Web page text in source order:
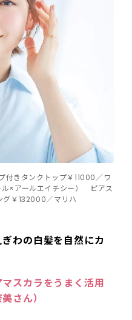
きタンクトップ￥11000／ワ
ル×アールエイチシー） ピアス
￥132000／マリハ
わの白髪を自然にカ
スカラをうまく活用
さん）